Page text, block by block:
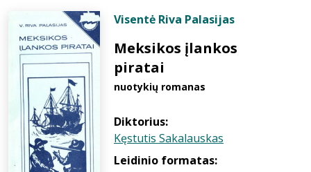
Visentė Riva Palasijas
Meksikos įlankos
piratai
nuotykių romanas
Diktorius:
Kęstutis Sakalauskas
Leidinio formatas: